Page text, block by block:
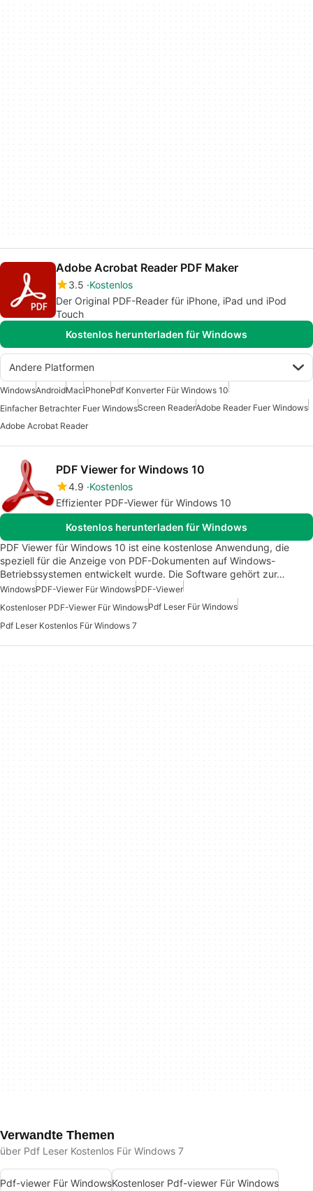
Adobe Acrobat Reader PDF Maker
3.5 Kostenlos
Der Original PDF-Reader für iPhone, iPad und iPod
Touch
Kostenlos herunterladen für Windows
Andere Platformen
WindowsAndroidMaciPhonePdf Konverter Für Windows 10
Einfacher Betrachter Fuer WindowsScreen ReaderAdobe Reader Fuer Windows
Adobe Acrobat Reader
PDF Viewer for Windows 10
4.9 Kostenlos
Effizienter PDF-Viewer für Windows 10
Kostenlos herunterladen für Windows
PDF Viewer für Windows 10 ist eine kostenlose Anwendung, die
speziell für die Anzeige von PDF-Dokumenten auf Windows-
Betriebssystemen entwickelt wurde. Die Software gehört zur…
WindowsPDF-Viewer Für WindowsPDF-Viewer
Kostenloser PDF-Viewer Für WindowsPdf Leser Für Windows
Pdf Leser Kostenlos Für Windows 7
Verwandte Themen
über Pdf Leser Kostenlos Für Windows 7
Pdf-viewer Für WindowsKostenloser Pdf-viewer Für Windows